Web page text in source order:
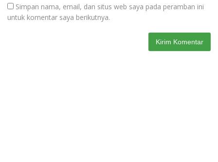
Simpan nama, email, dan situs web saya pada peramban ini
untuk komentar saya berikutnya.